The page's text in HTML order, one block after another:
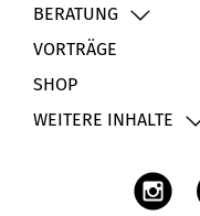
BERATUNG
VORTRÄGE
SHOP
WEITERE INHALTE